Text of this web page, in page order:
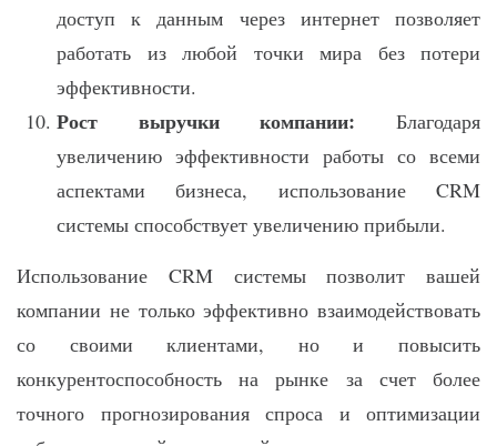
доступ к данным через интернет позволяет
работать из любой точки мира без потери
эффективности.
Рост выручки компании: Благодаря
увеличению эффективности работы со всеми
аспектами бизнеса, использование CRM
системы способствует увеличению прибыли.
Использование CRM системы позволит вашей
компании не только эффективно взаимодействовать
со своими клиентами, но и повысить
конкурентоспособность на рынке за счет более
точного прогнозирования спроса и оптимизации